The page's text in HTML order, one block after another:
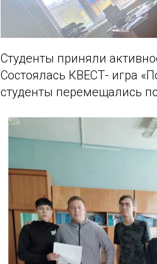
Студенты приняли
Состоялась КВЕСТ- игра
студенты перемещались